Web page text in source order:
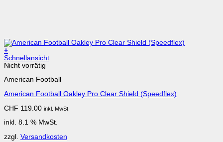
+
Schnellansicht
Nicht vorrätig
American Football
American Football Oakley Pro Clear Shield (Speedflex)
CHF 119.00 inkl. MwSt.
inkl. 8.1 % MwSt.
zzgl. Versandkosten